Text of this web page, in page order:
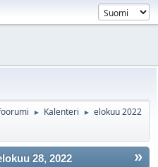
► Kalenteri ► elokuu 2022
»
28, 2022